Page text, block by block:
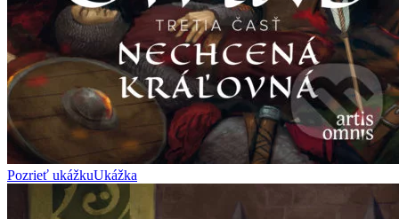
Pozrieť ukážkuUkážka